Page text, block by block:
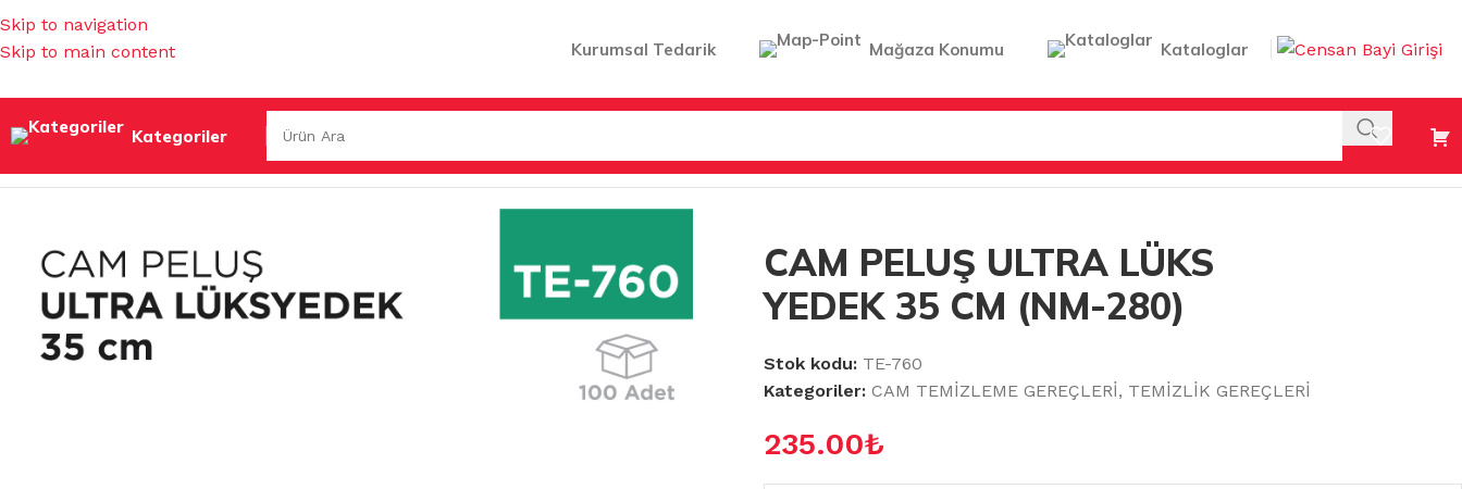
Skip to navigation
Skip to main content
Kurumsal Tedarik Mağaza Konumu Kataloglar
Kategoriler
TEMİZLİK GEREÇLERİ/CAM TEMİZLEME GEREÇLERİ/CAM PELUŞ ULTRA LÜKS YEDEK 35 CM (NM-280)
CAM PELUŞ ULTRA LÜKS
YEDEK 35 CM (NM-280)
Stok kodu: TE-760
Kategoriler: CAM TEMİZLEME GEREÇLERİ, TEMİZLİK GEREÇLERİ
235.00₺